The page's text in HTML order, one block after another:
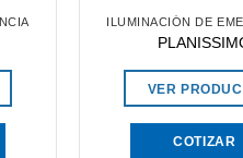
ILUMINACIÓN DE
VER
COTIZAR